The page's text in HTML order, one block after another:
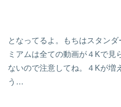
となってるよ。もちはスタン
ミアムは全ての動画が４Kで見
ないので注意してね。４Kが増
う…